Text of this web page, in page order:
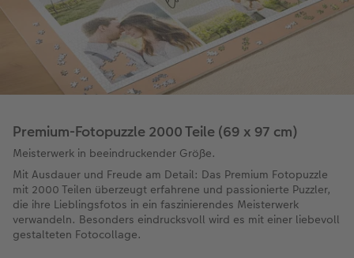
Premium-Fotopuzzle 2000 Teile (69 x 97 cm)
Meisterwerk in beeindruckender Größe.
Mit Ausdauer und Freude am Detail: Das Premium Fotopuzzle
mit 2000 Teilen überzeugt erfahrene und passionierte Puzzler,
die ihre Lieblingsfotos in ein faszinierendes Meisterwerk
verwandeln. Besonders eindrucksvoll wird es mit einer liebevoll
gestalteten Fotocollage.